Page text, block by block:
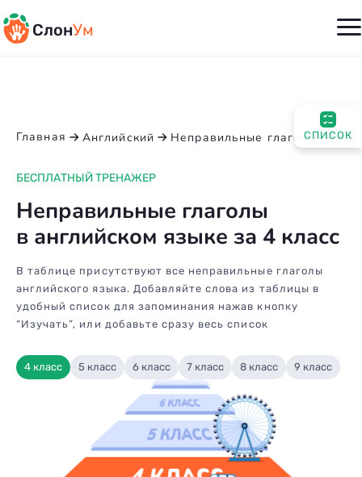
СлонУм
Главная Английский Неправильные глаголы
БЕСПЛАТНЫЙ ТРЕНАЖЕР
Неправильные глаголы
в английском языке за 4 класс
В таблице присутствуют все неправильные глаголы
английского языка. Добавляйте слова из таблицы в
удобный список для запоминания нажав кнопку
“Изучать”, или добавьте сразу весь список
4 класс 5 класс 6 класс 7 класс 8 класс 9 класс
СПИСОК